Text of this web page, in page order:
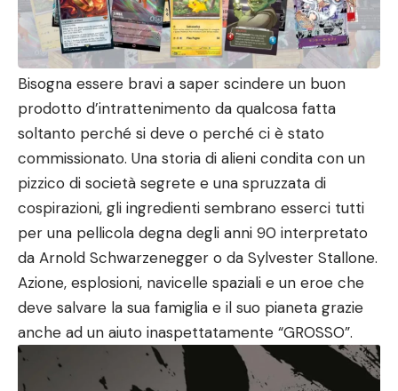
Bisogna essere bravi a saper scindere un buon
prodotto d’intrattenimento da qualcosa fatta
soltanto perché si deve o perché ci è stato
commissionato. Una storia di alieni condita con un
pizzico di società segrete e una spruzzata di
cospirazioni, gli ingredienti sembrano esserci tutti
per una pellicola degna degli anni 90 interpretato
da Arnold Schwarzenegger o da Sylvester Stallone.
Azione, esplosioni, navicelle spaziali e un eroe che
deve salvare la sua famiglia e il suo pianeta grazie
anche ad un aiuto inaspettatamente “GROSSO”.